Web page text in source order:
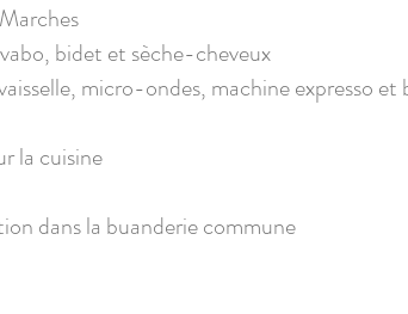
bidet et sèche-cheveux​
micro-ondes, machine expresso et
la cuisine​
dans la buanderie commune​